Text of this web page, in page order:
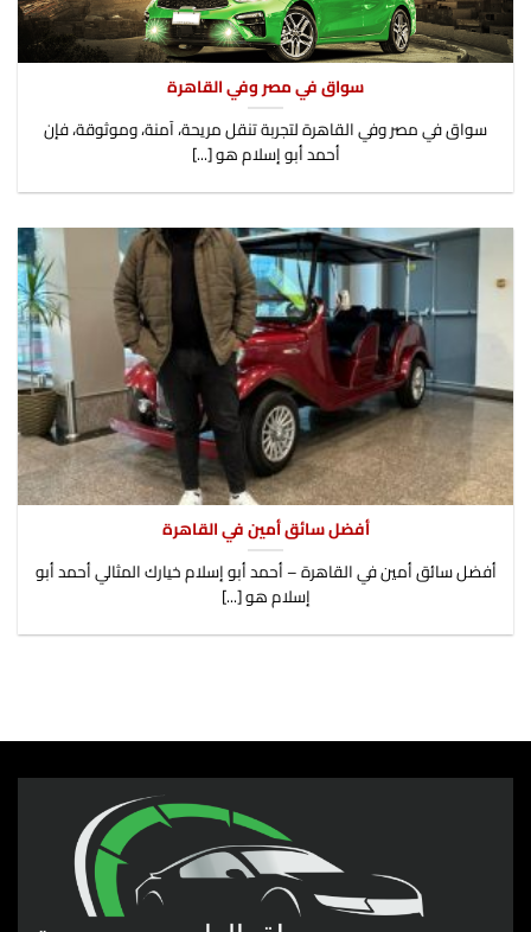
سواق في مصر وفي القاهرة
سواق في مصر وفي القاهرة لتجربة تنقل مريحة، آمنة، وموثوقة، فإن
أحمد أبو إسلام هو [...]
أفضل سائق أمين في القاهرة
​أفضل سائق أمين في القاهرة – أحمد أبو إسلام خيارك المثالي أحمد أبو
إسلام هو [...]